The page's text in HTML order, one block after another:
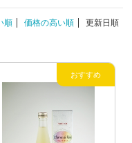
順 価格の高い順 更新日順